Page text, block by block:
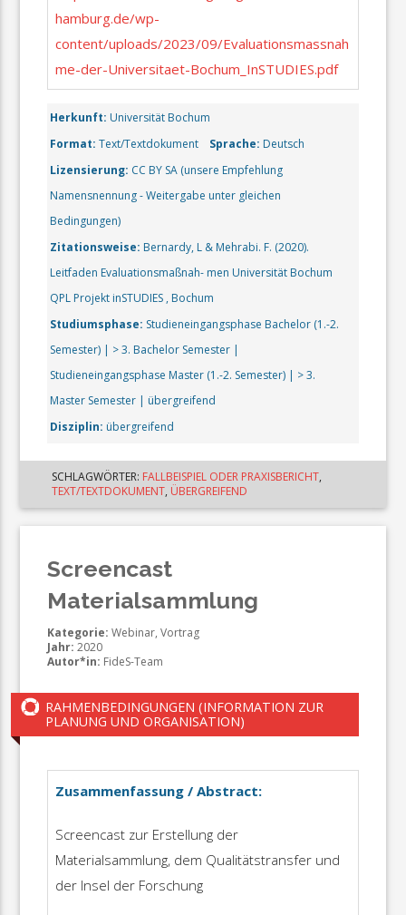
SCHLAGWÖRTER: FALLBEISPIEL ODER PRAXISBERICHT,
TEXT/TEXTDOKUMENT, ÜBERGREIFEND
hamburg.de/wp-
content/uploads/2023/09/Evaluationsmassnah
me-der-Universitaet-Bochum_InSTUDIES.pdf
Herkunft: Universität Bochum
Format: Text/Textdokument Sprache: Deutsch
Lizensierung: CC BY SA (unsere Empfehlung
Namensnennung - Weitergabe unter gleichen
Bedingungen)
Zitationsweise: Bernardy, L & Mehrabi. F. (2020).
Leitfaden Evaluationsmaßnah- men Universität Bochum
QPL Projekt inSTUDIES , Bochum
Studiumsphase: Studieneingangsphase Bachelor (1.-2.
Semester) | > 3. Bachelor Semester |
Studieneingangsphase Master (1.-2. Semester) | > 3.
Master Semester | übergreifend
Disziplin: übergreifend
Screencast
Materialsammlung
Kategorie: Webinar, Vortrag
Jahr: 2020
Autor*in: FideS-Team
RAHMENBEDINGUNGEN (INFORMATION ZUR
PLANUNG UND ORGANISATION)
Zusammenfassung / Abstract:
Screencast zur Erstellung der
Materialsammlung, dem Qualitätstransfer und
der Insel der Forschung